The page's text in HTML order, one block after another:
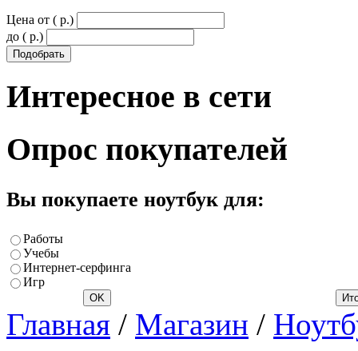
Цена от ( p.)
до ( p.)
Интересное в сети
Опрос покупателей
Вы покупаете ноутбук для:
Работы
Учебы
Интернет-серфинга
Игр
Главная / Магазин /